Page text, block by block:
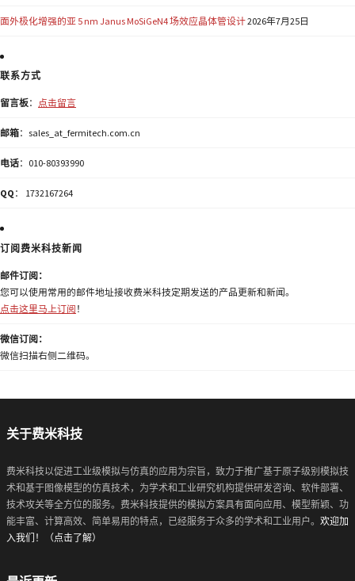
面外极化增强的亚 5 nm Janus MoSiGeN4 场效应晶体管设计2026年7月25日
联系方式
留言板： 点击留言
邮箱：sales_at_fermitech.com.cn
电话：010-80393990
QQ ： 1732167264
订阅费米科技新闻
邮件订阅：
您可以使用常用的邮件地址接收费米科技定期发送的产品更新和新闻。
点击这里马上订阅 ！
微信订阅：
微信扫描右侧二维码。
关于费米科技
费米科技以促进工业级模拟与仿真的应用为宗旨，致力于推广基于原子级别模拟技
术和基于图像模型的仿真技术，为学术和工业研究机构提供研发咨询、软件部署、
技术攻关等全方位的服务。费米科技提供的模拟方案具有面向应用、模型新颖、功
能丰富、计算高效、简单易用的特点，已经服务于众多的学术和工业用户。 欢迎加
入我们！（点击了解）